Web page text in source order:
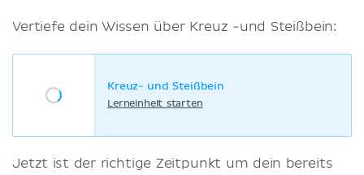
Vertiefe dein Wissen über Kreuz -und Steißbein:
Kreuz- und Steißbein
Lerneinheit starten
Jetzt ist der richtige Zeitpunkt um dein bereits